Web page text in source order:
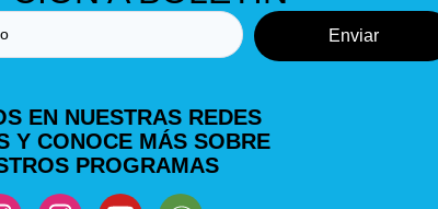
Enviar
EN NUESTRAS REDES
Y CONOCE MÁS SOBRE
PROGRAMAS